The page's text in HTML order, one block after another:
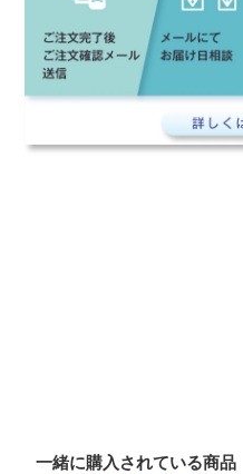
一緒に購入されている商品